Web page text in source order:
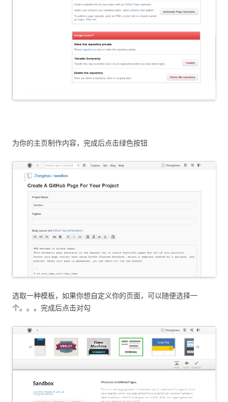
为你的主页制作内容，完成后点击绿色按钮
选取一种模板，如果你想自定义你的页面，可以随便选择一
个。。。完成后点击对勾